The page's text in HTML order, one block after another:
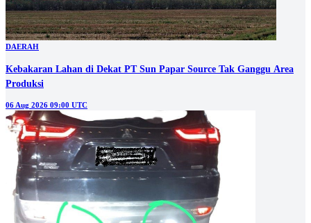
DAERAH
Kebakaran Lahan di Dekat PT Sun Papar Source Tak Ganggu Area
Produksi
06 Aug 2026 09:00 UTC